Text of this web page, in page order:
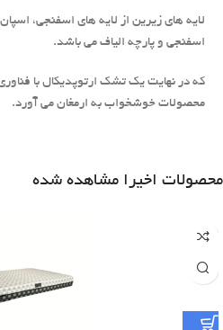
لایه های زیرین از لایه های اسفنجی،
اسفنجی و پارچه الیاف می باشد.
که در نهایت یک تشک ارتوپدیکال با
محصولات خوشخواب به ارمغان می آورد.
محصولات اخیرا مشاهده شده